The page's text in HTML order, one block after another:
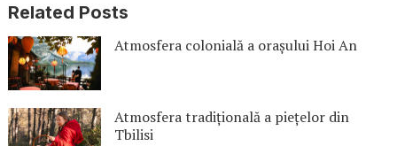
Related Posts
Atmosfera colonială a orașului Hoi An
Atmosfera tradițională a piețelor din
Tbilisi